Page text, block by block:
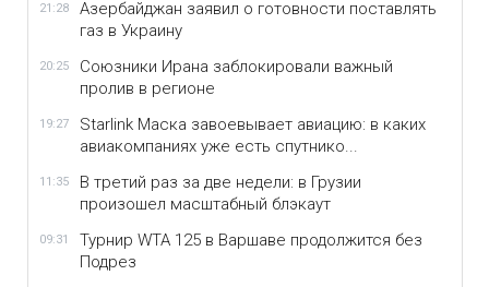
21:28
Азербайджан заявил о готовности поставлять
газ в Украину
20:25
Союзники Ирана заблокировали важный
пролив в регионе
19:27
Starlink Маска завоевывает авиацию: в каких
авиакомпаниях уже есть спутнико...
11:35
В третий раз за две недели: в Грузии
произошел масштабный блэкаут
09:31
Турнир WTA 125 в Варшаве продолжится без
Подрез